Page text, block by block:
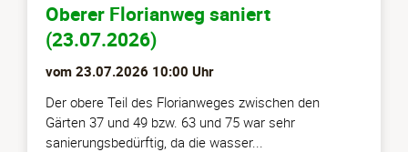
Oberer Florianweg saniert
(23.07.2026)
vom 23.07.2026 10:00 Uhr
Der obere Teil des Florianweges zwischen den
Gärten 37 und 49 bzw. 63 und 75 war sehr
sanierungsbedürftig, da die wasser...